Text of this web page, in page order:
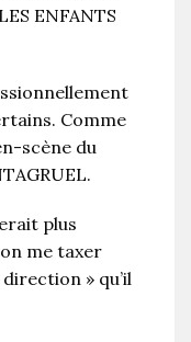
ENFANTS
Comme
scène du
plus
me taxer
» qu’il